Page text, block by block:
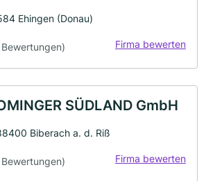
Ehingen (Donau)
Firma bewerten
SÜDLAND GmbH
Biberach a. d. Riß
Firma bewerten